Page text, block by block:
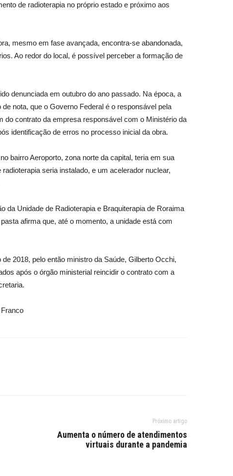
de radioterapia no próprio estado e próximo aos
mesmo em fase avançada, encontra-se abandonada,
Ao redor do local, é possível perceber a formação de
denunciada em outubro do ano passado. Na época, a
nota, que o Governo Federal é o responsável pela
do contrato da empresa responsável com o Ministério da
identificação de erros no processo inicial da obra.
bairro Aeroporto, zona norte da capital, teria em sua
seria instalado, e um acelerador nuclear,
da Unidade de Radioterapia e Braquiterapia de Roraima
afirma que, até o momento, a unidade está com
2018, pelo então ministro da Saúde, Gilberto Occhi,
após o órgão ministerial reincidir o contrato com a
Próximo artigo
Aumenta o número de atendimentos
virtuais durante a pandemia